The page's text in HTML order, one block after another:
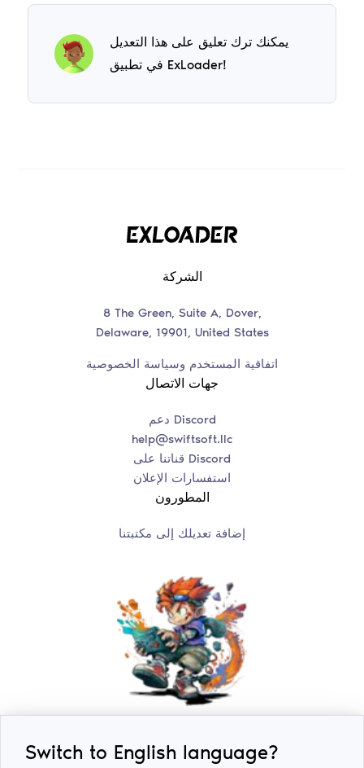
يمكنك ترك تعليق على هذا التعديل
في تطبيق ExLoader!
الشركة
8 The Green, Suite A, Dover,
Delaware, 19901, United States
اتفاقية المستخدم وسياسة الخصوصية
جهات الاتصال
دعم Discord
help@swiftsoft.llc
قناتنا على Discord
استفسارات الإعلان
المطورون
إضافة تعديلك إلى مكتبتنا
Switch to English language?